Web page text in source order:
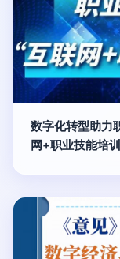
数字化转型助力
网+职业技能培